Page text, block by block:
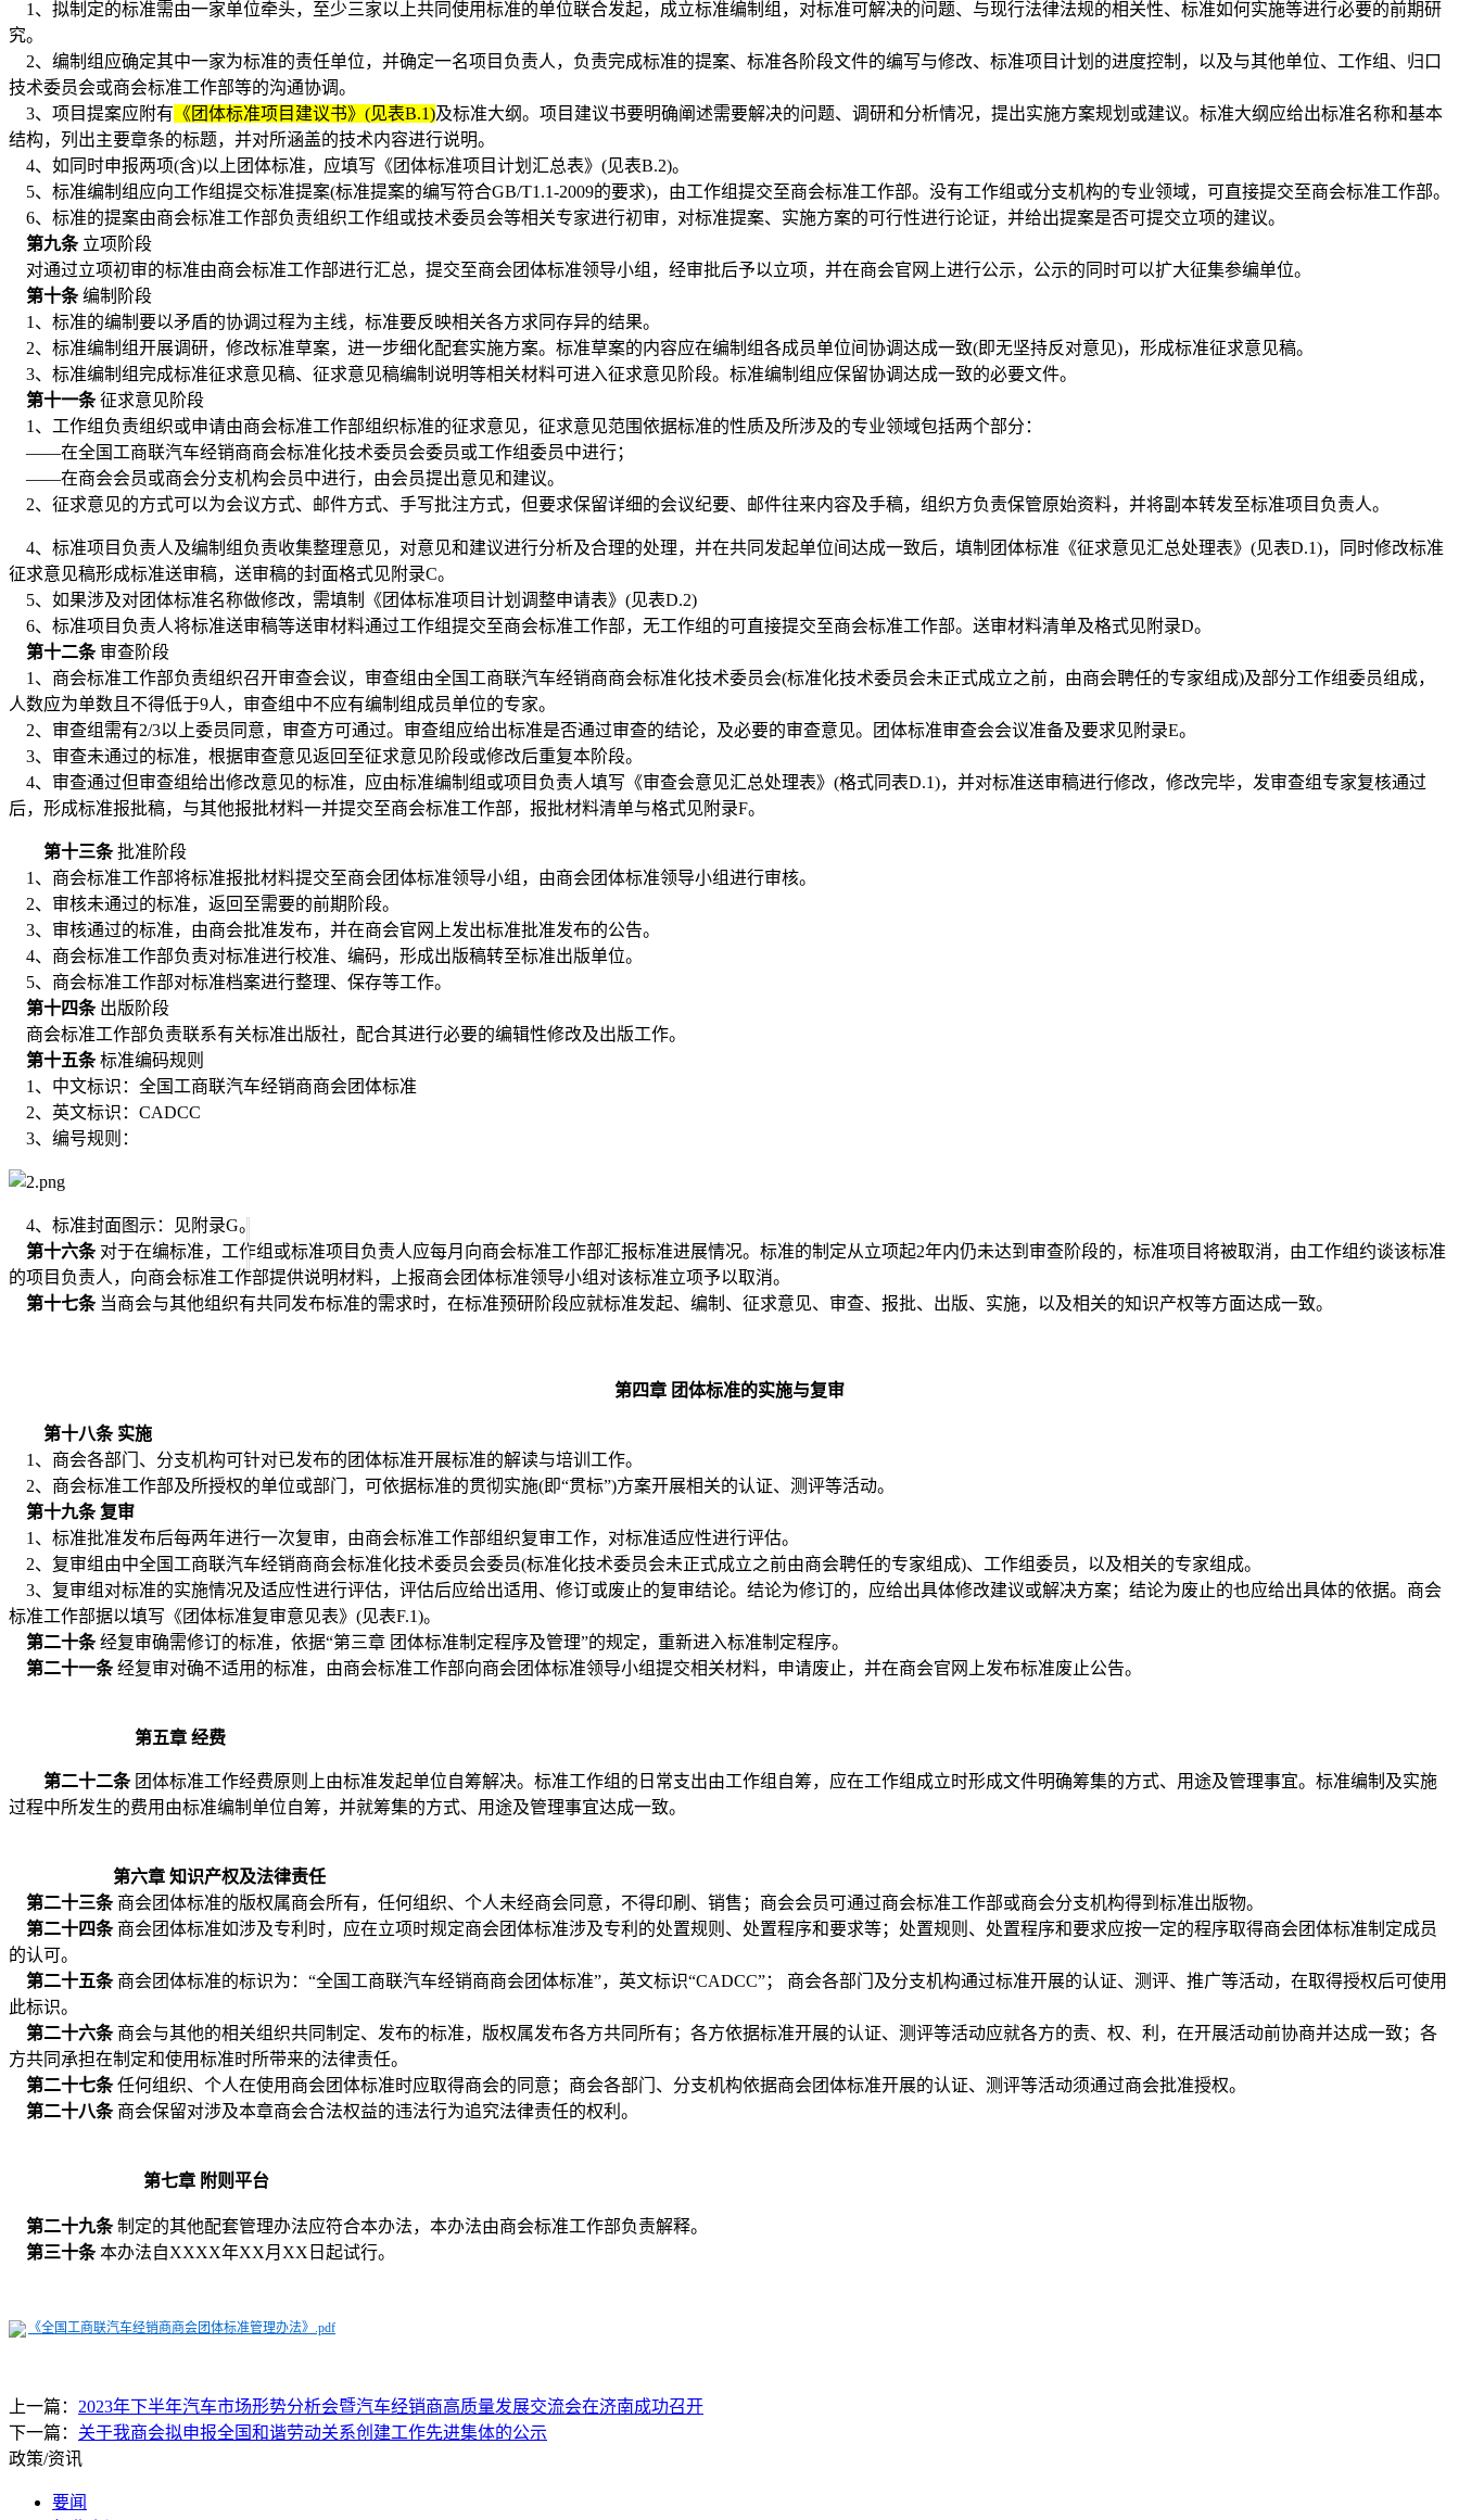
1、 拟制定的标准需由一家单位牵头，至少三家以上共同使用标准的单位联合发起，成立标准编制组，对标准可解决的问题、与现行法律法规的相关性、标准如何实施等进行必要的前期研
究。
2、编制组应确定其中一家为标准的责任单位，并确定一名项目负责人，负责完成标准的提案、标准各阶段文件的编写与修改、标准项目计划的进度控制，以及与其他单位、工作组、归口
技术委员会或商会标准工作部等的沟通协调。
3、项目提案应附有 《团体标准项目建议书》 (见表B.1)及标准大纲。项目建议书要明确阐述需要解决的问题、调研和分析情况，提出实施方案规划或建议。标准大纲应给出标准名称和基本
结构，列出主要章条的标题，并对所涵盖的技术内容进行说明。
4、如同时申报两项(含)以上团体标准，应填写《团体标准项目计划汇总表》(见表B.2)。
5、标准编制组应向工作组提交标准提案(标准提案的编写符合GB/T1.1-2009的要求)，由工作组提交至商会标准工作部。没有工作组或分支机构的专业领域，可直接提交至商会标准工作部。
6、标准的提案由商会标准工作部负责组织工作组或技术委员会等相关专家进行初审，对标准提案、实施方案的可行性进行论证，并给出提案是否可提交立项的建议。
第九条 立项阶段
对通过立项初审的标准由商会标准工作部进行汇总，提交至商会团体标准领导小组，经审批后予以立项，并在商会官网上进行公示，公示的同时可以扩大征集参编单位。
第十条 编制阶段
1、标准的编制要以矛盾的协调过程为主线，标准要反映相关各方求同存异的结果。
2、标准编制组开展调研，修改标准草案，进一步细化配套实施方案。标准草案的内容应在编制组各成员单位间协调达成一致(即无坚持反对意见)，形成标准征求意见稿。
3、标准编制组完成标准征求意见稿、征求意见稿编制说明等相关材料可进入征求意见阶段。标准编制组应保留协调达成一致的必要文件。
第十一条 征求意见阶段
1、工作组负责组织或申请由商会标准工作部组织标准的征求意见，征求意见范围依据标准的性质及所涉及的专业领域包括两个部分：
——在全国工商联汽车经销商商会标准化技术委员会委员或工作组委员中进行；
——在商会会员或商会分支机构会员中进行，由会员提出意见和建议。
2、征求意见的方式可以为会议方式、邮件方式、手写批注方式，但要求保留详细的会议纪要、邮件往来内容及手稿，组织方负责保管原始资料，并将副本转发至标准项目负责人。
4、标准项目负责人及编制组负责收集整理意见，对意见和建议进行分析及合理的处理，并在共同发起单位间达成一致后，填制团体标准《征求意见汇总处理表》(见表D.1)，同时修改标准
征求意见稿形成标准送审稿，送审稿的封面格式见附录C。
5、如果涉及对团体标准名称做修改，需填制《团体标准项目计划调整申请表》(见表D.2)
6、标准项目负责人将标准送审稿等送审材料通过工作组提交至商会标准工作部，无工作组的可直接提交至商会标准工作部。送审材料清单及格式见附录D。
第十二条 审查阶段
1、 商会标准工作部负责组织召开审查会议，审查组由全国工商联汽车经销商商会标准化技术委员会(标准化技术委员会未正式成立之前，由商会聘任的专家组成)及部分工作组委员组成，
人数应为单数且不得低于9人，审查组中不应有编制组成员单位的专家。
2、审查组需有2/3以上委员同意，审查方可通过。审查组应给出标准是否通过审查的结论，及必要的审查意见。团体标准审查会会议准备及要求见附录E。
3、审查未通过的标准，根据审查意见返回至征求意见阶段或修改后重复本阶段。
4、审查通过但审查组给出修改意见的标准，应由标准编制组或项目负责人填写《审查会意见汇总处理表》(格式同表D.1)，并对标准送审稿进行修改，修改完毕，发审查组专家复核通过
后，形成标准报批稿，与其他报批材料一并提交至商会标准工作部，报批材料清单与格式见附录F。
第十三条 批准阶段
1、 商会标准工作部将标准报批材料提交至商会团体标准领导小组，由商会团体标准领导小组进行审核。
2、审核未通过的标准，返回至需要的前期阶段。
3、审核通过的标准，由商会批准发布，并在商会官网上发出标准批准发布的公告。
4、 商会标准工作部负责对标准进行校准、编码，形成出版稿转至标准出版单位。
5、 商会标准工作部对标准档案进行整理、保存等工作。
第十四条 出版阶段
商会标准工作部负责联系有关标准出版社，配合其进行必要的编辑性修改及出版工作。
第十五条 标准编码规则
1、中文标识： 全国工商联汽车经销商商会团体标准
2、英文标识：CADCC
3、编号规则：
4、标准封面图示：见附录G。
第十六条 对于在编标准，工作组或标准项目负责人应每月 向商会标准工作部汇报标准进展情况。标准的制定从立项起2年内仍未达到审查阶段的，标准项目将被取消，由工作组约谈该标准
的项目负责人，向商会标准工作部提供说明材料，上报商会团体标准领导小组对该标准立项予以取消。
第十七条 当商会与其他组织有共同发布标准的需求时，在标准预研阶段应就标准发起、编制、征求意见、审查、报批、出版、实施，以及相关的知识产权等方面达成一致。
第四章 团体标准的实施与复审
第十八条 实施
1、 商会各部门、分支机构可针对已发布的团体标准开展标准的解读与培训工作。
2、 商会标准工作部及所授权的单位或部门，可依据标准的贯彻实施(即“贯标”)方案开展相关的认证、测评等活动。
第十九条 复审
1、标准批准发布后每两年进行一次复审，由商会标准工作部组织复审工作，对标准适应性进行评估。
2、复审组由中全国工商联汽车经销商商会标准化技术委员会委员(标准化技术委员会未正式成立之前由商会聘任的专家组成)、工作组委员，以及相关的专家组成。
3、复审组对标准的实施情况及适应性进行评估，评估后应给出适用、修订或废止的复审结论。结论为修订的，应给出具体修改建议或解决方案；结论为废止的也应给出具体的依据。 商会
标准工作部据以填写《团体标准复审意见表》 (见表F.1)。
第二十条 经复审确需修订的标准，依据“第三章 团体标准制定程序及管理”的规定，重新进入标准制定程序。
第二十一条 经复审对确不适用的标准，由商会标准工作部向商会团体标准领导小组提交相关材料，申请废止，并在商会官网上发布标准废止公告。
第五章 经费
第二十二条 团体标准工作经费原则上由标准发起单位自筹解决。标准工作组的日常支出由工作组自筹，应在工作组成立时形成文件明确筹集的方式、用途及管理事宜。标准编制及实施
过程中所发生的费用由标准编制单位自筹，并就筹集的方式、用途及管理事宜达成一致。
第六章 知识产权及法律责任
第二十三条 商会团体标准的版权属商会所有， 任何组织、个人未经商会同意，不得印刷、销售； 商会会员可通过商会标准工作部或商会分支机构得到标准出版物。
第二十四条 商会团体标准如涉及专利时，应在立项时规定商会团体标准涉及专利的处置规则、处置程序和要求等；处置规则、处置程序和要求应按一定的程序取得商会团体标准制定成员
的认可。
第二十五条 商会团体标准的标识为： “全国工商联汽车经销商商会团体标准”，英文标识“CADCC”； 商会各部门及分支机构通过标准开展的认证、测评、推广等活动，在取得授权后可使用
此标识。
第二十六条 商会与其他的相关组织共同制定、发布的标准，版权属发布各方共同所有；各方依据标准开展的认证、测评等活动应就各方的责、权、利，在开展活动前协商并达成一致；各
方共同承担在制定和使用标准时所带来的法律责任。
第二十七条 任何组织、个人在使用 商会团体标准时应取得商会的同意； 商会各部门、分支机构依据商会团体标准开展的认证、测评等活动须通过商会批准授权。
第二十八条 商会保留对涉及本章商会合法权益的违法行为追究法律责任的权利。
第七章 附则平台
第二十九条 制定的其他配套管理办法应符合本办法，本办法由商会标准工作部负责解释。
第三十条 本办法自XXXX年XX月 XX 日起试行。
《全国工商联汽车经销商商会团体标准管理办法》.pdf
上一篇： 2023年下半年汽车市场形势分析会暨汽车经销商高质量发展交流会在济南成功召开
下一篇： 关于我商会拟申报全国和谐劳动关系创建工作先进集体的公示
政策/资讯
要闻